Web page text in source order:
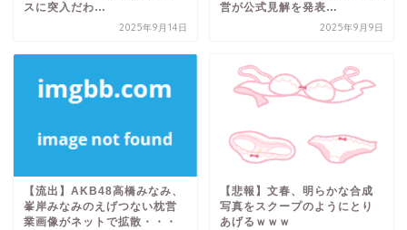
スに突入だわ…
2025年9月14日
営が公式見解を発表…
2025年9月9日
【流出】AKB48高橋みなみ、
峯岸みなみのえげつない枕営
業画像がネットで拡散・・・
【悲報】文春、明らかな合成
写真をスクープのようにとり
あげるｗｗｗ